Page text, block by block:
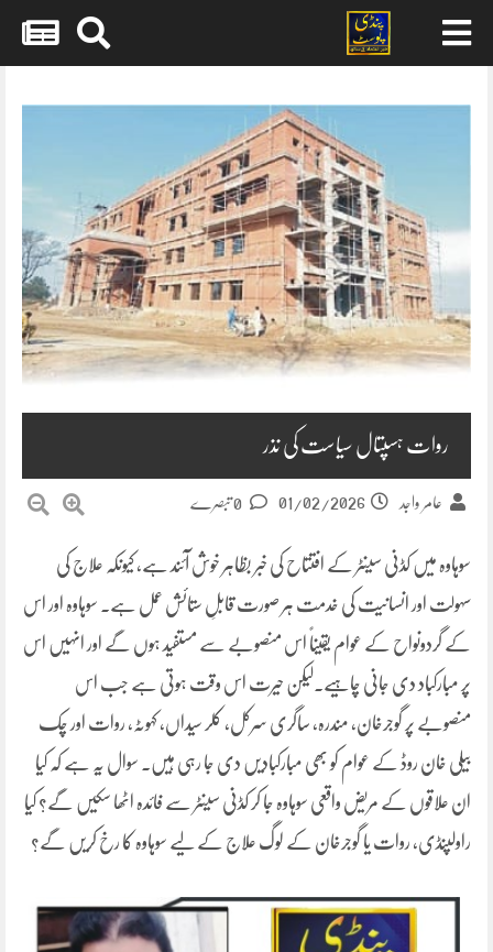
content
روات ہسپتال سیاست کی نذر
عامر واجد 01/02/2026
سوہاوہ میں کڈنی سینٹر کے افتتاح کی خبر بظاہر خوش آئند ہے، کیونکہ علاج کی
سہولت اور انسانیت کی خدمت ہر صورت قابلِ ستائش عمل ہے۔ سوہاوہ اور اس
کے گردونواح کے عوام یقیناً اس منصوبے سے مستفید ہوں گے اور انہیں اس
پر مبارکباد دی جانی چاہیے۔لیکن حیرت اس وقت ہوتی ہے جب اس
منصوبے پر گوجرخان، مندرہ، ساگری سرکل، کلر سیداں، کہوٹہ، روات اور چک
بیلی خان روڈ کے عوام کو بھی مبارکبادیں دی جا رہی ہیں۔ سوال یہ ہے کہ کیا
ان علاقوں کے مریض واقعی سوہاوہ جا کر کڈنی سینٹر سے فائدہ اٹھا سکیں گے؟ کیا
راولپنڈی، روات یا گوجرخان کے لوگ علاج کے لیے سوہاوہ کا رخ کریں گے؟